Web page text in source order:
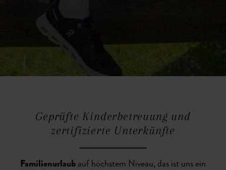
Geprüfte Kinderbetreuung und
zertifizierte Unterkünfte
Familienurlaub auf höchstem Niveau, das ist uns ein